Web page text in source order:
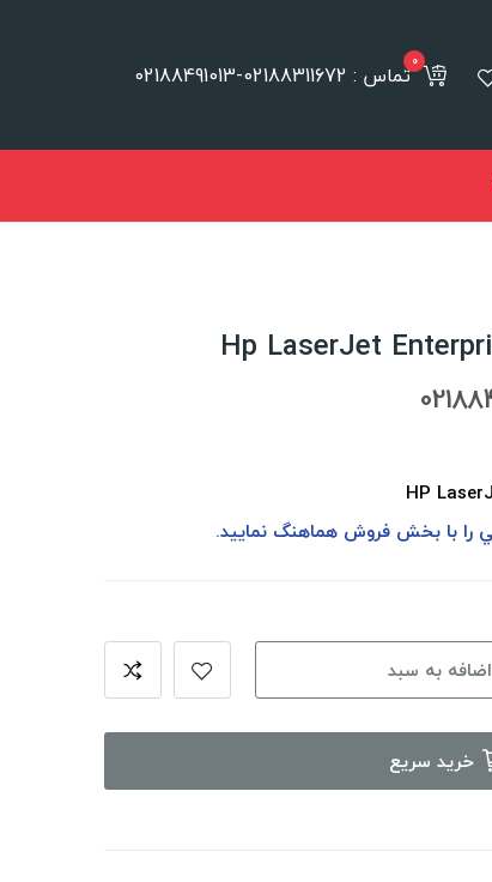
تماس : 02188311672-021884910130
را با بخش فروش هماهنگ نماييد.
اضافه به سبد
خرید سریع